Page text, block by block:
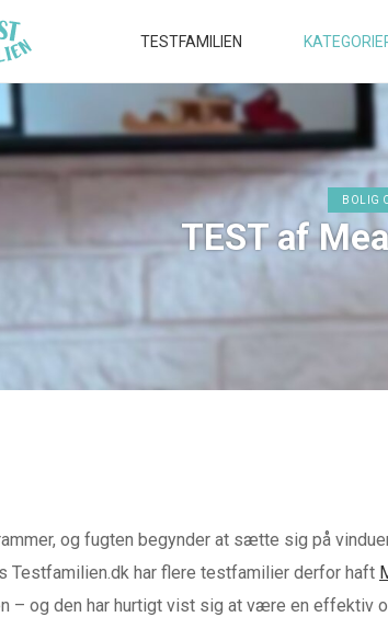
TESTFAMILIEN
BOLIG
TEST af
og fugten begynder at sætte sig på
Testfamilien.dk har flere testfamilier derfor haft
– og den har hurtigt vist sig at være en effektiv